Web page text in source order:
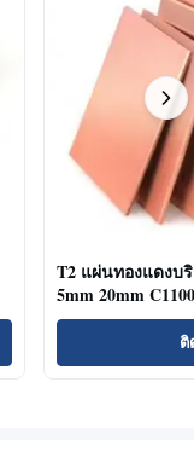
T2 แผ่นทองแดงบ
5mm 20mm